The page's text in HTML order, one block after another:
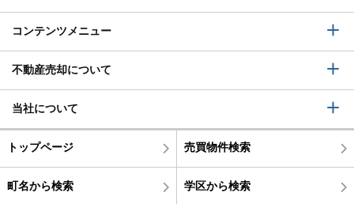
コンテンツメニュー
不動産売却について
当社について
トップページ 売買物件検索
町名から検索 学区から検索